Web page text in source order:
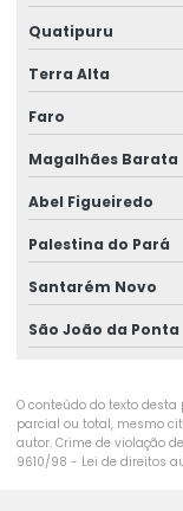
Quatipuru
Terra Alta
Faro
Magalhães Barata
Abel Figueiredo
Palestina do Pará
Santarém Novo
São João da Ponta
O conteúdo do texto
parcial ou total, mesmo
autor. Crime de violação
9610/98 - Lei de direitos